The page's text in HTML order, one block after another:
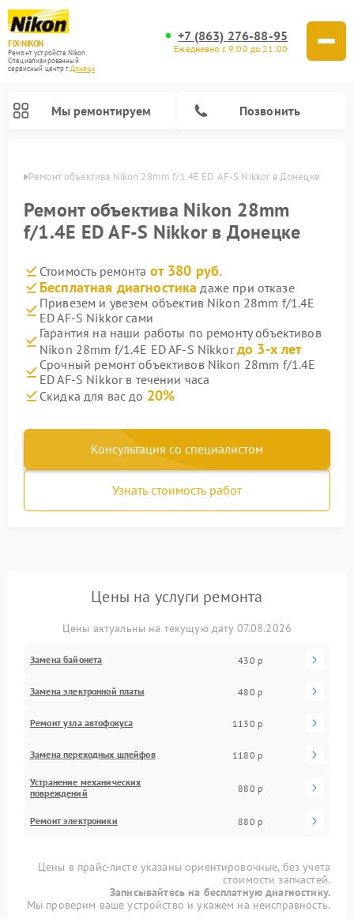
FIX-NIKON
Ремонт устройств Nikon
Специализированный
cервисный центр г.Донецк
+7 (863) 276-88-95
Ежедневно с 9:00 до 21:00
Мы ремонтируем Позвонить
Ремонт объектива Nikon 28mm f/1.4E ED AF-S Nikkor в Донецке
Ремонт объектива Nikon 28mm
f/1.4E ED AF-S Nikkor в Донецке
Стоимость ремонта от 380 руб.
Бесплатная диагностика даже при отказе
Привезем и увезем объектив Nikon 28mm f/1.4E
ED AF-S Nikkor сами
Гарантия на наши работы по ремонту объективов
Nikon 28mm f/1.4E ED AF-S Nikkorдо 3-х лет
Срочный ремонт объективов Nikon 28mm f/1.4E
ED AF-S Nikkor в течении часа
Скидка для вас до 20%
Консультация со специалистом
Узнать стоимость работ
Цены на услуги ремонта
Цены актуальны на текущую дату 07.08.2026
Замена байонета 430 р
Замена электронной платы 480 р
Ремонт узла автофокуса 1130 р
Замена переходных шлейфов 1180 р
Устранение механических
повреждений
880 р
Ремонт электроники 880 р
Цены в прайс-листе указаны ориентировочные, без учета
стоимости запчастей.
Записывайтесь на бесплатную диагностику.
Мы проверим ваше устройство и укажем на неисправность.